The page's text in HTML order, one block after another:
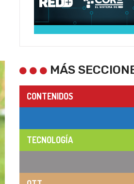
MÁS
CONTENIDOS
TECNOLOGÍA